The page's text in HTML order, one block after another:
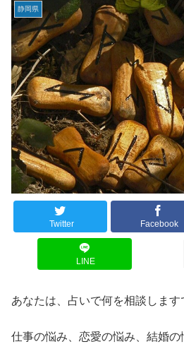
静岡県
Twitter Facebook
LINE
あなたは、占いで何を相談します
仕事の悩み、恋愛の悩み、結婚